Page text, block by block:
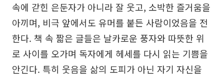
속에 갇힌 은둔자가 아니라 잘 웃고, 소박한 즐거움을
아끼며, 비극 앞에서도 유머를 붙든 사람이었음을 전
한다. 책 속 짧은 글들은 날카로운 풍자와 따뜻한 위
로 사이를 오가며 독자에게 헤세를 다시 읽는 기쁨을
안긴다. 특히 웃음을 삶의 도피가 아닌 자기 자신을